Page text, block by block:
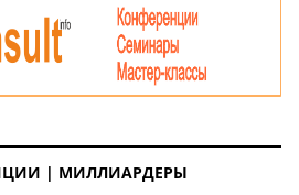
| МИЛЛИАРДЕРЫ